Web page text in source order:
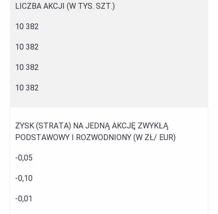
LICZBA AKCJI (W TYS. SZT.)
10 382
10 382
10 382
10 382
ZYSK (STRATA) NA JEDNĄ AKCJĘ ZWYKŁĄ
PODSTAWOWY I ROZWODNIONY (W ZŁ/ EUR)
-0,05
-0,10
-0,01